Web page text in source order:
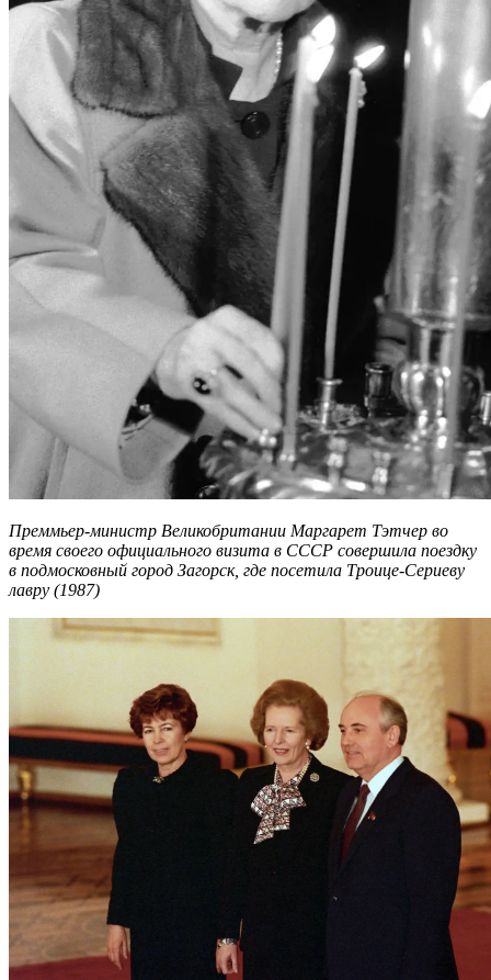
Преммьер-министр Великобритании Маргарет Тэтчер во
время своего официального визита в СССР совершила поездку
в подмосковный город Загорск, где посетила Троице-Сериеву
лавру (1987)